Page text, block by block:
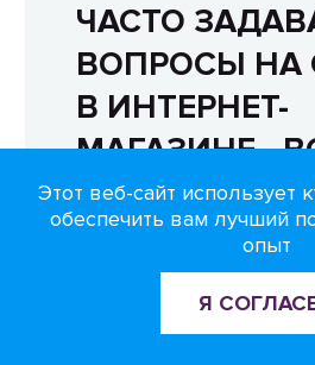
Этот веб-сайт использует
обеспечить вам лучший
опыт
Я
ЧАСТО
ВОПРОСЫ НА
В ИНТЕРНЕТ-
МАГАЗИНЕ -
ПОЧЕМУ ОНИ
НУЖНЫ